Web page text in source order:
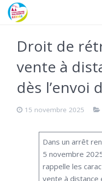
Logements
Droit de
vente à
dès l’envoi
15 novembre 2025
Dans un arrêt
5 novembre
rappelle les
vente à distance